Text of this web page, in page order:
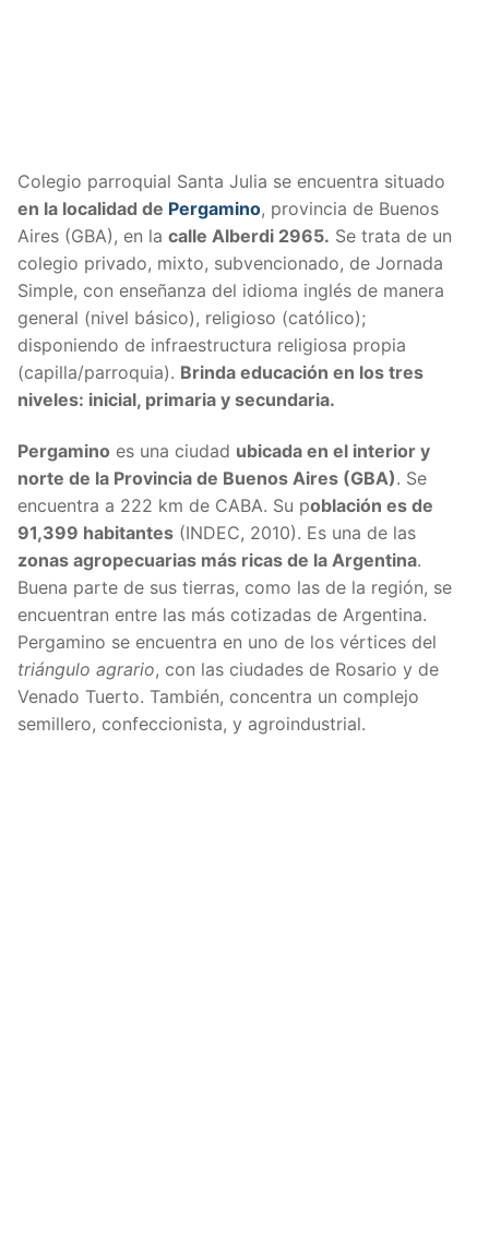
Colegio parroquial Santa Julia se encuentra situado
en la localidad de Pergamino, provincia de Buenos
Aires (GBA), en la calle Alberdi 2965. Se trata de un
colegio privado, mixto, subvencionado, de Jornada
Simple, con enseñanza del idioma inglés de manera
general (nivel básico), religioso (católico);
disponiendo de infraestructura religiosa propia
(capilla/parroquia). Brinda educación en los tres
niveles: inicial, primaria y secundaria.
Pergamino es una ciudad ubicada en el interior y
norte de la Provincia de Buenos Aires (GBA). Se
encuentra a 222 km de CABA. Su población es de
91,399 habitantes (INDEC, 2010). Es una de las
zonas agropecuarias más ricas de la Argentina.
Buena parte de sus tierras, como las de la región, se
encuentran entre las más cotizadas de Argentina.
Pergamino se encuentra en uno de los vértices del
triángulo agrario, con las ciudades de Rosario y de
Venado Tuerto. También, concentra un complejo
semillero, confeccionista, y agroindustrial.